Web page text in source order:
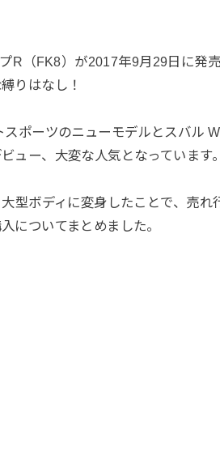
R（FK8）が2017年9月29日に発
りはなし！
スポーツのニューモデルとスバ
ュー、大変な人気となっています。
型ボディに変身したことで、売
についてまとめました。